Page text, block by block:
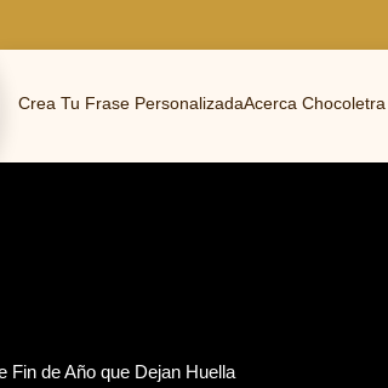
Crea Tu Frase PersonalizadaAcerca Chocoletra
de Año que Dejan Huella